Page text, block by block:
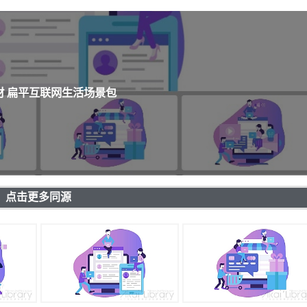
扁平互联网生活场景包
点击更多同源